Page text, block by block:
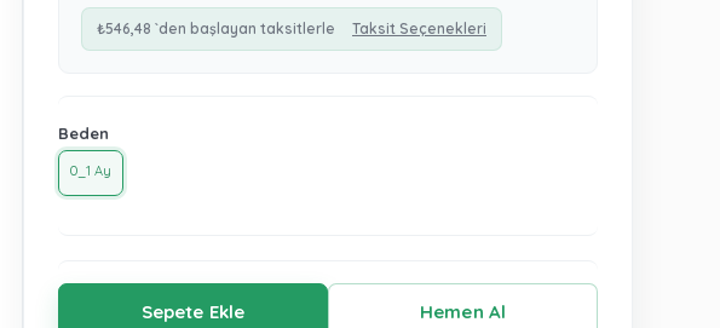
₺546,48 `den başlayan taksitlerle Taksit Seçenekleri
Beden
0_1 Ay